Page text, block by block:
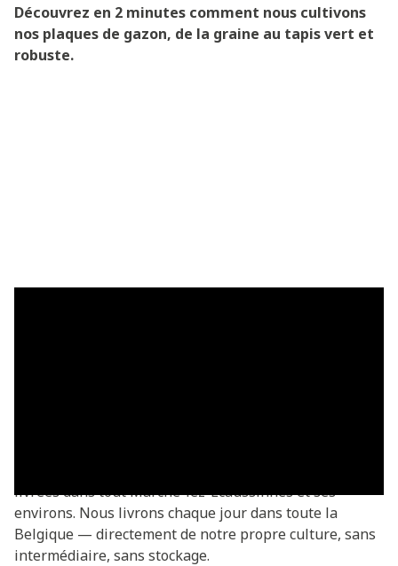
Découvrez en 2 minutes comment nous cultivons
nos plaques de gazon, de la graine au tapis vert et
robuste.
livrées dans tout Marche-lez-Écaussinnes et ses
environs. Nous livrons chaque jour dans toute la
Belgique — directement de notre propre culture, sans
intermédiaire, sans stockage.